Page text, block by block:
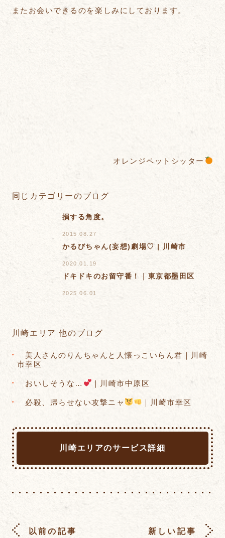
またお会いできるのを楽しみにしております。
オレンジペットシッター
同じカテゴリーのブログ
損する角度。
2015.08.27
かるびちゃん(妄想)劇場♡ | 川崎市
2020.01.19
ドキドキのお留守番！｜東京都墨田区
2025.06.01
川崎エリア 他のブログ
美人さんのりんちゃんと人懐っこいらん君｜川崎
市幸区
おいしそうな… ｜川崎市中原区
必殺、帰らせない攻撃ニャ ｜川崎市幸区
川崎エリアのサービス詳細
以前の記事 新しい記事